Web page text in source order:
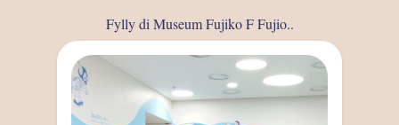
Fylly di Museum Fujiko F Fujio..